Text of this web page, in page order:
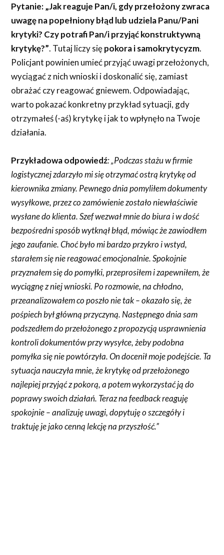
Pytanie:„Jak reaguje Pan/i, gdy przełożony zwraca
uwagę na popełniony błąd lub udziela Panu/Pani
krytyki? Czy potrafi Pan/i przyjąć konstruktywną
krytykę?”. Tutaj liczy siępokora i samokrytycyzm.
Policjant powinien umieć przyjąć uwagi przełożonych,
wyciągać z nich wnioski i doskonalić się, zamiast
obrażać czy reagować gniewem. Odpowiadając,
warto pokazać konkretny przykład sytuacji, gdy
otrzymałeś (-aś) krytykę i jak to wpłynęło na Twoje
działania.
Przykładowa odpowiedź:„Podczas stażu w firmie
logistycznej zdarzyło mi się otrzymać ostrą krytykę od
kierownika zmiany. Pewnego dnia pomyliłem dokumenty
wysyłkowe, przez co zamówienie zostało niewłaściwie
wysłane do klienta. Szef wezwał mnie do biura i w dość
bezpośredni sposób wytknął błąd, mówiąc że zawiodłem
jego zaufanie. Choć było mi bardzo przykro i wstyd,
starałem się nie reagować emocjonalnie. Spokojnie
przyznałem się do pomyłki, przeprosiłem i zapewniłem, że
wyciągnę z niej wnioski. Po rozmowie, na chłodno,
przeanalizowałem co poszło nie tak – okazało się, że
pośpiech był główną przyczyną. Następnego dnia sam
podszedłem do przełożonego z propozycją usprawnienia
kontroli dokumentów przy wysyłce, żeby podobna
pomyłka się nie powtórzyła. On docenił moje podejście. Ta
sytuacja nauczyła mnie, że krytykę od przełożonego
najlepiej przyjąć z pokorą, a potem wykorzystać ją do
poprawy swoich działań. Teraz na feedback reaguję
spokojnie – analizuję uwagi, dopytuję o szczegóły i
traktuję je jako cenną lekcję na przyszłość.”